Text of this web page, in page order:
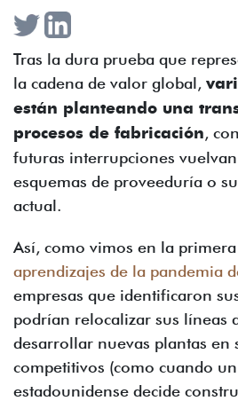
Tras la dura prueba que
la cadena de valor global,
están planteando una
procesos de fabricación,
futuras interrupciones
esquemas de proveeduría o
actual.
Así, como vimos en la
aprendizajes de la pandemia
empresas que identificaron
podrían relocalizar sus líneas
desarrollar nuevas plantas en
competitivos (como cuando
estadounidense decide